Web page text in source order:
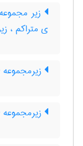
زیر
ی متراکم ،